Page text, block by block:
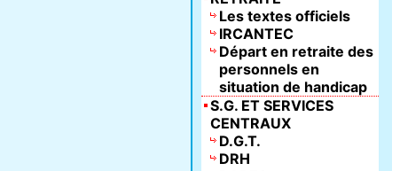
Les textes officiels
IRCANTEC
Départ en retraite des
personnels en
situation de handicap
S.G. ET SERVICES
CENTRAUX
D.G.T.
DRH